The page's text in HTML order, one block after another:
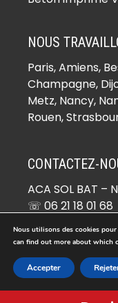
(78660)
Béton
Béton
Béton
(78490)
Béton
Béton
(78270)
Béton
Béton
Béton
NOUS
Paris,Amiens,
Champagne,
Metz, Nancy,
Rouen,
CONTACTEZ-
ACA SOL BAT –
☏ 06 21 18 01 68
26 RUE DE
© Copyright 2026 -
Nous utilisons des cookies
can find out more about which
Accepter